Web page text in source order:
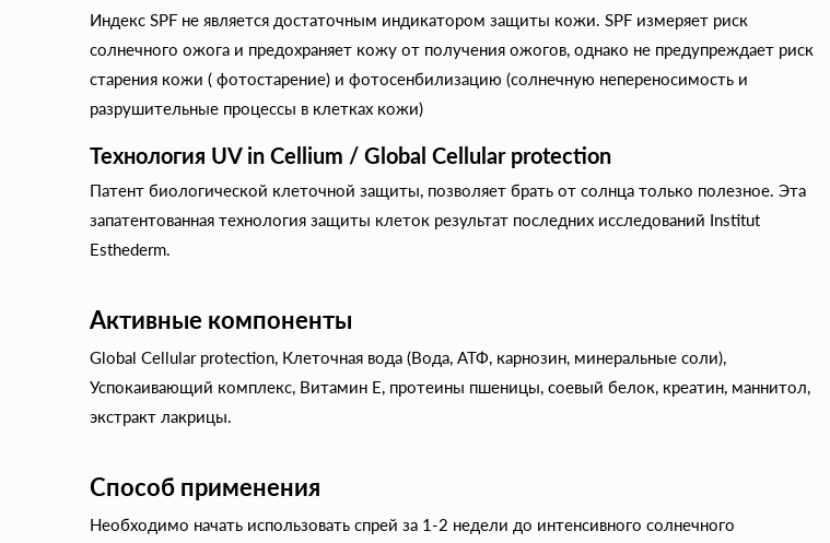
Индекс SPF не является достаточным индикатором защиты кожи. SPF измеряет риск
солнечного ожога и предохраняет кожу от получения ожогов, однако не предупреждает риск
старения кожи ( фотостарение) и фотосенбилизацию (солнечную непереносимость и
разрушительные процессы в клетках кожи)
Технология UV in Cellium / Global Cellular protection
Патент биологической клеточной защиты, позволяет брать от солнца только полезное. Эта
запатентованная технология защиты клеток результат последних исследований Institut
Esthederm.
Активные компоненты
Global Cellular protection, Клеточная вода (Вода, АТФ, карнозин, минеральные соли),
Успокаивающий комплекс, Витамин Е, протеины пшеницы, соевый белок, креатин, маннитол,
экстракт лакрицы.
Способ применения
Необходимо начать использовать спрей за 1-2 недели до интенсивного солнечного